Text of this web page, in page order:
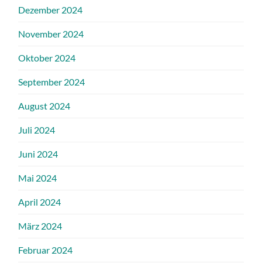
Dezember 2024
November 2024
Oktober 2024
September 2024
August 2024
Juli 2024
Juni 2024
Mai 2024
April 2024
März 2024
Februar 2024